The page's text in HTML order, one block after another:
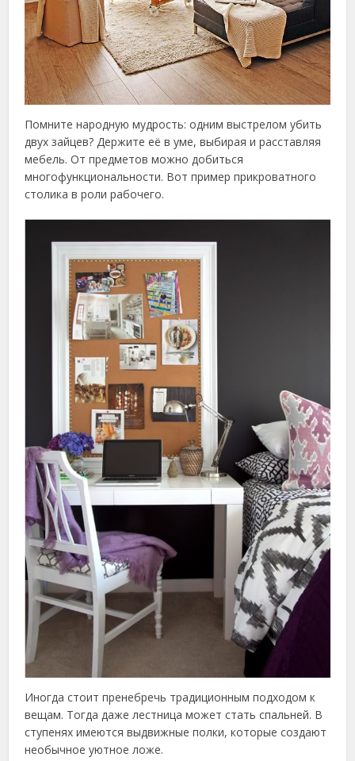
Помните народную мудрость: одним выстрелом убить
двух зайцев? Держите её в уме, выбирая и расставляя
мебель. От предметов можно добиться
многофункциональности. Вот пример прикроватного
столика в роли рабочего.
Иногда стоит пренебречь традиционным подходом к
вещам. Тогда даже лестница может стать спальней. В
ступенях имеются выдвижные полки, которые создают
необычное уютное ложе.